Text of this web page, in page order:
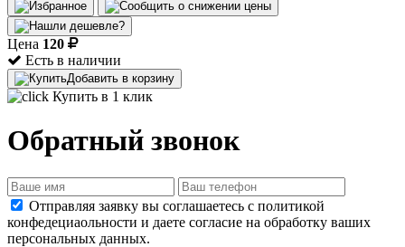
Цена 120
Есть в наличии
Добавить в корзину
Купить в 1 клик
Обратный звонок
Отправляя заявку вы соглашаетесь с политикой
конфедециаольности и даете согласие на обработку ваших
персональных данных.